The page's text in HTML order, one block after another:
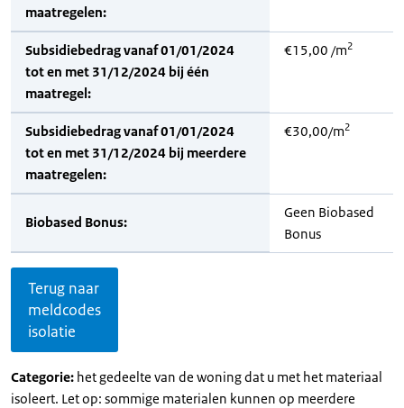
maatregelen:
Subsidiebedrag vanaf 01/01/2024
tot en met 31/12/2024 bij één
maatregel:
€15,00 /m2
Subsidiebedrag vanaf 01/01/2024
tot en met 31/12/2024 bij meerdere
maatregelen:
€30,00/m2
Biobased Bonus:
Geen Biobased
Bonus
Terug naar
meldcodes
isolatie
Categorie: het gedeelte van de woning dat u met het materiaal
isoleert. Let op: sommige materialen kunnen op meerdere